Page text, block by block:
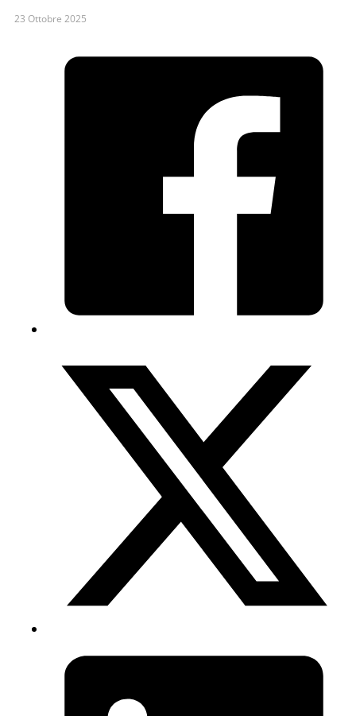
23 Ottobre 2025